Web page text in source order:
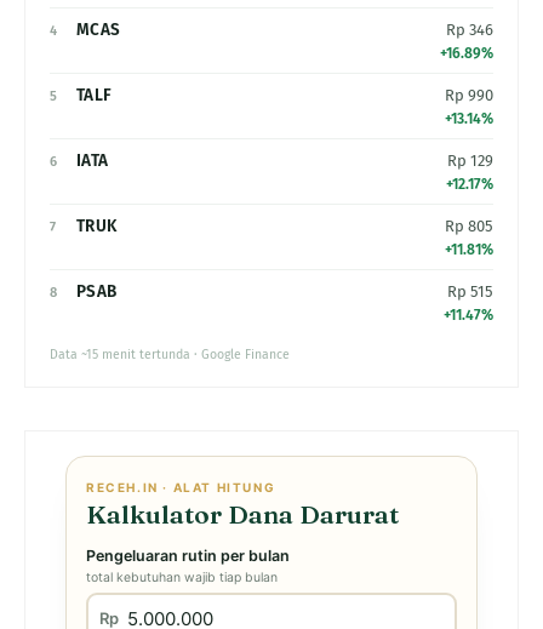
4 MCAS Rp 346
+16.89%
5 TALF Rp 990
+13.14%
6 IATA Rp 129
+12.17%
7 TRUK Rp 805
+11.81%
8 PSAB Rp 515
+11.47%
Data ~15 menit tertunda · Google Finance
RECEH.IN · ALAT HITUNG
Kalkulator Dana Darurat
Pengeluaran rutin per bulan
total kebutuhan wajib tiap bulan
Rp